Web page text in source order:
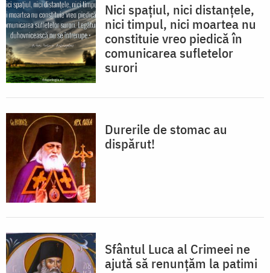
Nici spaţiul, nici distanţele,
nici timpul, nici moartea nu
constituie vreo piedică în
comunicarea sufletelor
surori
Durerile de stomac au
dispărut!
Sfântul Luca al Crimeei ne
ajută să renunțăm la patimi